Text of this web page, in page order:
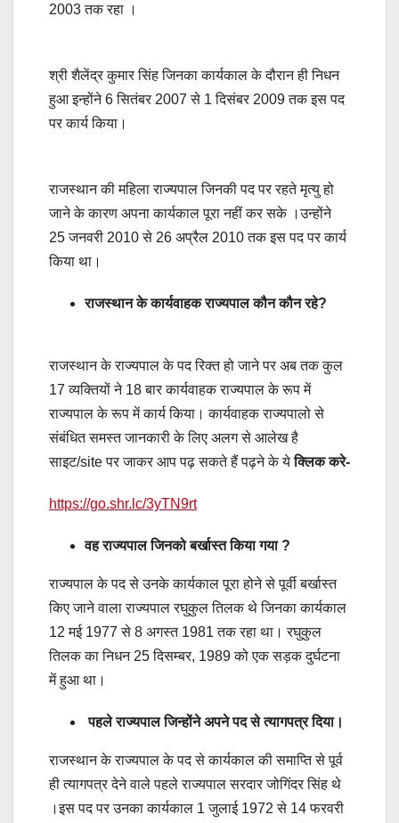
2003 तक रहा ।
श्री शैलेंद्र कुमार सिंह जिनका कार्यकाल के दौरान ही निधन
हुआ इन्होंने 6 सितंबर 2007 से 1 दिसंबर 2009 तक इस पद
पर कार्य किया।
राजस्थान की महिला राज्यपाल जिनकी पद पर रहते मृत्यु हो
जाने के कारण अपना कार्यकाल पूरा नहीं कर सके ।उन्होंने
25 जनवरी 2010 से 26 अप्रैल 2010 तक इस पद पर कार्य
किया था।
राजस्थान के कार्यवाहक राज्यपाल कौन कौन रहे?
राजस्थान के राज्यपाल के पद रिक्त हो जाने पर अब तक कुल
17 व्यक्तियों ने 18 बार कार्यवाहक राज्यपाल के रूप में
राज्यपाल के रूप में कार्य किया। कार्यवाहक राज्यपालो से
संबंधित समस्त जानकारी के लिए अलग से आलेख है
साइट/site पर जाकर आप पढ़ सकते हैं पढ़ने के येक्लिक करे-
https://go.shr.lc/3yTN9rt
वह राज्यपाल जिनको बर्खास्त किया गया ?
राज्यपाल के पद से उनके कार्यकाल पूरा होने से पूर्वी बर्खास्त
किए जाने वाला राज्यपाल रघुकुल तिलक थे जिनका कार्यकाल
12 मई 1977 से 8 अगस्त 1981 तक रहा था। रघुकुल
तिलक का निधन 25 दिसम्बर, 1989 को एक सड़क दुर्घटना
में हुआ था।
पहले राज्यपाल जिन्होंने अपने पद से त्यागपत्र दिया।
राजस्थान के राज्यपाल के पद से कार्यकाल की समाप्ति से पूर्व
ही त्यागपत्र देने वाले पहले राज्यपाल सरदार जोगिंदर सिंह थे
।इस पद पर उनका कार्यकाल 1 जुलाई 1972 से 14 फरवरी